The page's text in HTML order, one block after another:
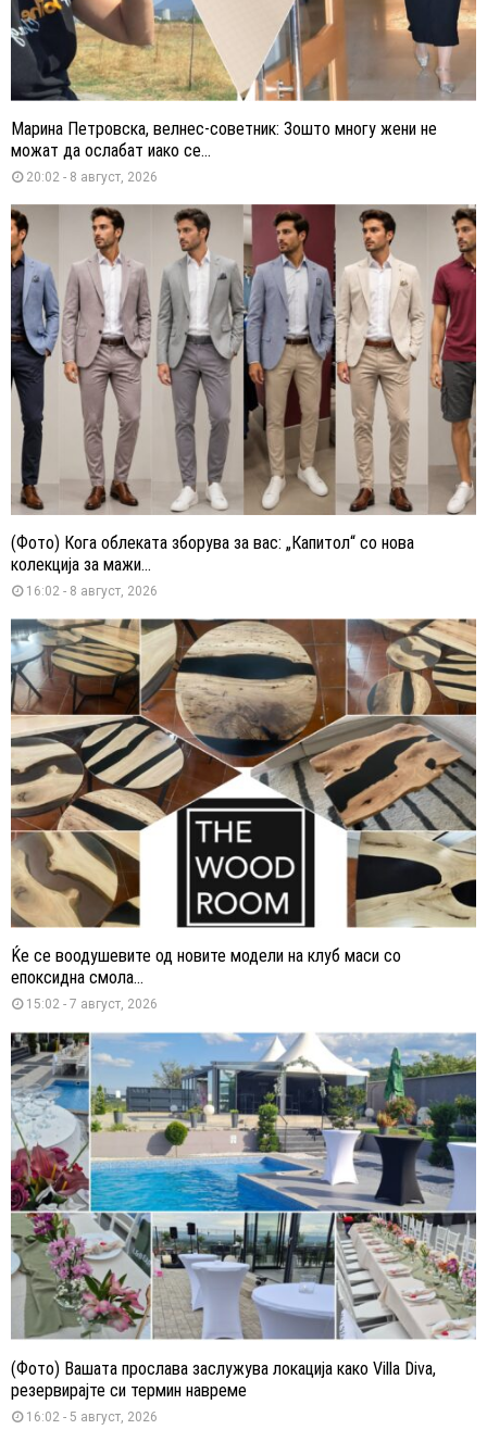
Марина Петровска, велнес-советник: Зошто многу жени не
можат да ослабат иако се...
20:02 - 8 август, 2026
(Фото) Кога облеката зборува за вас: „Капитол“ со нова
колекција за мажи...
16:02 - 8 август, 2026
Ќе се воодушевите од новите модели на клуб маси со
епоксидна смола...
15:02 - 7 август, 2026
(Фото) Вашата прослава заслужува локација како Villa Diva,
резервирајте си термин навреме
16:02 - 5 август, 2026